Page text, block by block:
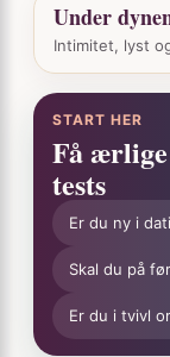
Under
Intimitet, lyst
START HER
Få
tests
Er du ny i
Skal du på
Er du i tvivl